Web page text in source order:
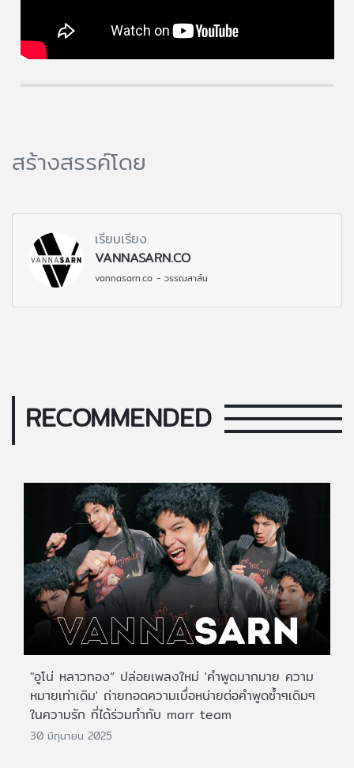
สร้างสรรค์โดย
เรียบเรียง
VANNASARN.CO
vannasarn.co - วรรณสาส์น
RECOMMENDED
"อูโน่ หลาวทอง” ปล่อยเพลงใหม่ 'คำพูดมากมาย ความ
หมายเท่าเดิม' ถ่ายทอดความเบื่อหน่ายต่อคำพูดซ้ำๆเดิมๆ
ในความรัก ที่ได้ร่วมทำกับ marr team
30 มิถุนายน 2025